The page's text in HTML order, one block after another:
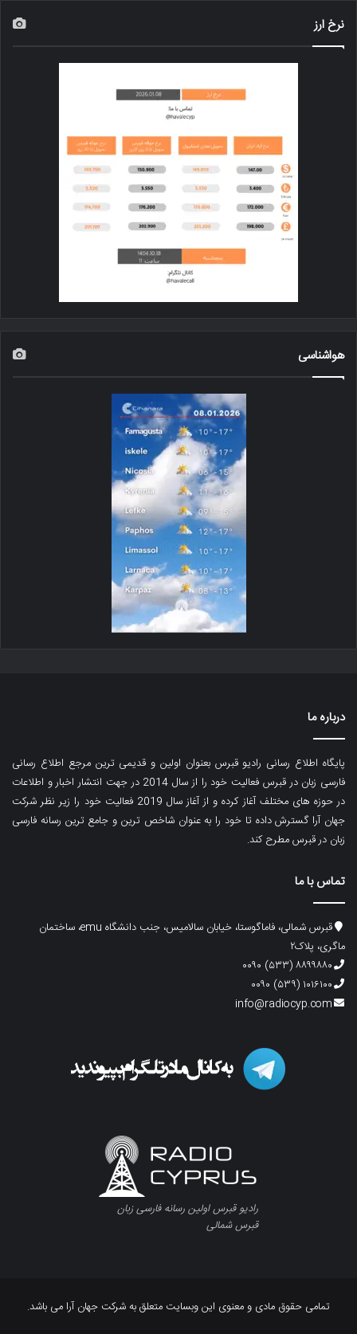
نرخ ارز
هواشناسی
درباره ما
پایگاه اطلاع رسانی رادیو قبرس بعنوان اولین و قدیمی ترین مرجع اطلاع رسانی
فارسی زبان در قبرس فعالیت خود را از سال 2014 در جهت انتشار اخبار و اطلاعات
در حوزه های مختلف آغاز کرده و از آغاز سال 2019 فعالیت خود را زیر نظر شرکت
جهان آرا گسترش داده تا خود را به عنوان شاخص ترین و جامع ترین رسانه فارسی
زبان در قبرس مطرح کند.
تماس با ما
قبرس شمالی، فاماگوستا، خیابان سالامیس، جنب دانشگاه emu، ساختمان
ماگری، پلاک۲
۸۸۹۹۸۸۰ (۵۳۳) ۰۰۹۰
۱۰۱۶۱۰۰ (۵۳۹) ۰۰۹۰
info@radiocyp.com
رادیو قبرس اولین رسانه فارسی زبان
قبرس شمالی
تمامی حقوق مادی و معنوی این وبسایت متعلق به شرکت جهان آرا می باشد.